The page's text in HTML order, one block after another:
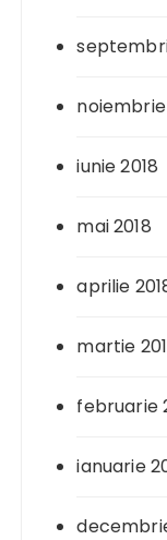
noiembrie
iunie 2018
mai 2018
aprilie
martie
februarie
ianuarie